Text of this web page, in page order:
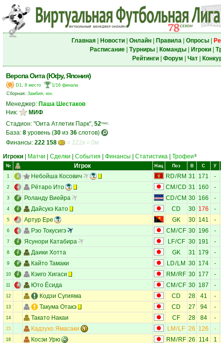
Главная| Новости| Онлайн| Правила| Опросы|
Расписание| Турниры| Команды| Игроки|
Рейтинги| Форум Чат|
Верспа Оита (Юфу, Япония)
D1, 8 место
1/16 финала
Сборная: Замбия, юн.
Менеджер: Паша Шестаков
Ник:
МИФ
Стадион: "Оита Атлетик Парк", 52тыс.
База: 8 уровень (30 из 36 слотов)
Финансы: 222 158
= 222к = 0м
Игроки
Матчи Сделки События Финансы Статистика Трофеи 8
№ Игрок Нац Поз В С У
1 Небойша Косович RD/ RM 31 171 -
2 Рётаро Ито CM /CD 31 160 -
3 Роланду Виейра CD/CM 30 166 -
4 Дайсукэ Като CD 30 176 -
5 Артур Ере GK 30 141 -
6 Рэо Токусигэ CM /CF 30 196 -
7 Ясунори Катабира LF/CF 30 191 -
8 Даики Хотта GK 31 179 -
9 Кайто Тамаки LD/ LM 30 174 -
10 Кэиго Хигаси RM / RF 30 177 -
11 Юто Ёсида CM /CF 30 187 -
12 Кодзи Сугияма CD 28 41 -
13 Такума Отакэ CD 27 94 -
14 Такато Накаи CF 28 84 -
15 Кадзухо Ямасаки LM / LF 26 126 -
16 Косэи Урю RM / RF 26 114 1